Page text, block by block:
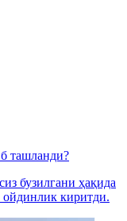
ташланди?
бузилгани ҳақида
ойдинлик киритди.